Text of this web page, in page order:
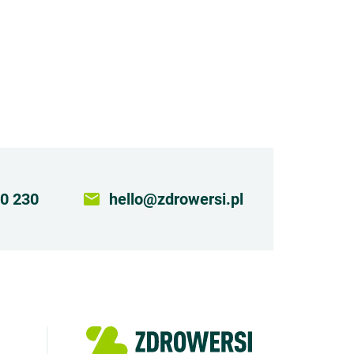
230 email hello@zdrowersi.pl